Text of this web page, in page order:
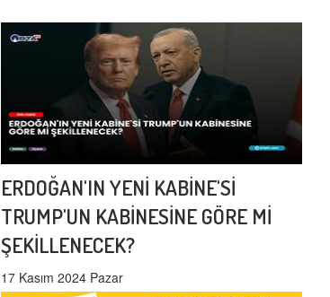
ERDOĞAN'IN YENİ KABİNE'Sİ
TRUMP'UN KABİNESİNE GÖRE Mİ
ŞEKİLLENECEK?
17 Kasım 2024 Pazar